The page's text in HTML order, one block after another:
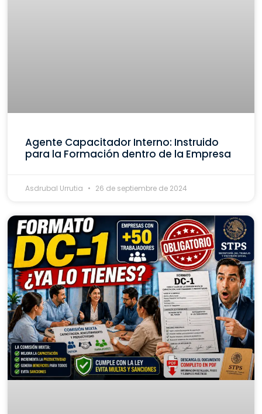
Agente Capacitador Interno: Instruido
para la Formación dentro de la Empresa
Asdrubal Urrutia 26 de septiembre de 2024